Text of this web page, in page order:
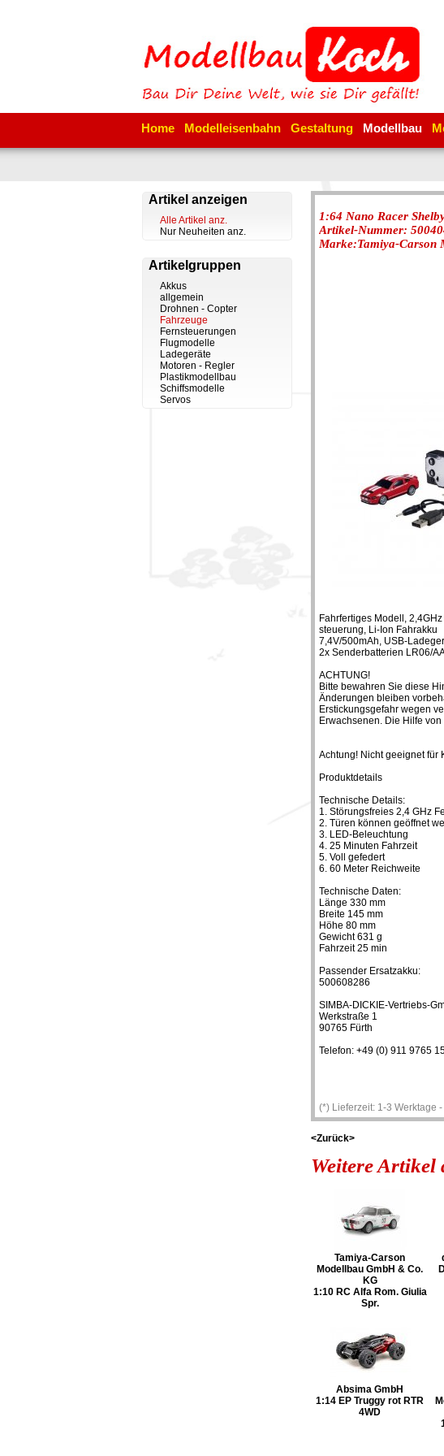
Home Modelleisenbahn Gestaltung Modellbau
Artikel anzeigen
Alle Artikel anz.
Nur Neuheiten anz.
Artikelgruppen
Akkus
allgemein
Drohnen - Copter
Fahrzeuge
Fernsteuerungen
Flugmodelle
Ladegeräte
Motoren - Regler
Plastikmodellbau
Schiffsmodelle
Servos
1:64 Nano Racer
Artikel-Nummer:
Marke:Tamiya-Carson
Fahrfertiges Modell,
steuerung, Li-Ion Fahrakku
7,4V/500mAh, USB-
2x Senderbatterien LR06/
ACHTUNG!
Bitte bewahren Sie diese
Änderungen bleiben
Erstickungsgefahr wegen
Erwachsenen. Die Hilfe
Achtung! Nicht geeignet für
Produktdetails
Technische Details:
1. Störungsfreies 2,4 GHz
2. Türen können geöffnet
3. LED-Beleuchtung
4. 25 Minuten Fahrzeit
5. Voll gefedert
6. 60 Meter Reichweite
Technische Daten:
Länge 330 mm
Breite 145 mm
Höhe 80 mm
Gewicht 631 g
Fahrzeit 25 min
Passender Ersatzakku:
500608286
SIMBA-DICKIE-Vertriebs-
Werkstraße 1
90765 Fürth
Telefon: +49 (0) 911 9765
(*) Lieferzeit: 1-3 Werktage
<Zurück>
Weitere Artikel
Tamiya-Carson
Modellbau GmbH & Co.
KG
1:10 RC Alfa Rom. Giulia
Spr.
Absima GmbH
1:14 EP Truggy rot RTR
4WD